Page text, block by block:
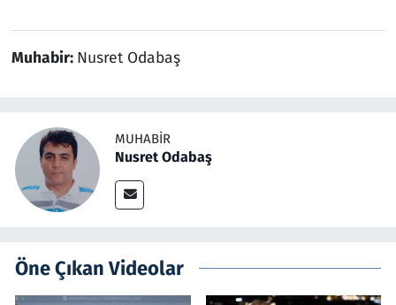
Muhabir: Nusret Odabaş
MUHABIR
Nusret Odabaş
Öne Çıkan Videolar